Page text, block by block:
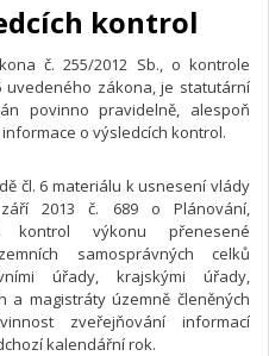
kontrol
č. 255/2012 Sb., o kontrole
uvedeného zákona, je statutární
povinno pravidelně, alespoň
o výsledcích kontrol.
čl. 6 materiálu k usnesení vlády
2013 č. 689 o Plánování,
kontrol výkonu přenesené
samosprávných celků
úřady, krajskými úřady,
a magistráty územně členěných
zveřejňování informací
kalendářní rok.